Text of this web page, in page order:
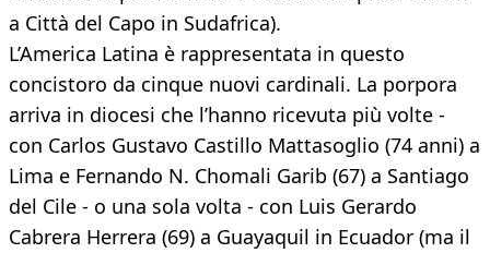
a Città del Capo in Sudafrica).
L’America Latina è rappresentata in questo
concistoro da cinque nuovi cardinali. La porpora
arriva in diocesi che l’hanno ricevuta più volte -
con Carlos Gustavo Castillo Mattasoglio (74 anni) a
Lima e Fernando N. Chomali Garib (67) a Santiago
del Cile - o una sola volta - con Luis Gerardo
Cabrera Herrera (69) a Guayaquil in Ecuador (ma il